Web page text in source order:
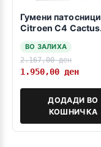
Гумени патосници
Citroen C4 Cactus
ВО ЗАЛИХА
2.167,00ден
1.950,00 ден
ДОДАДИ ВО
КОШНИЧКА